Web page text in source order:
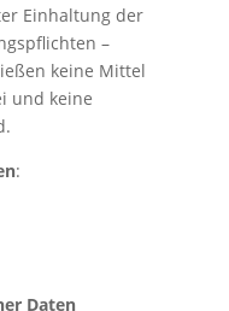
Einhaltung der
–
keine Mittel
und keine
:
Daten